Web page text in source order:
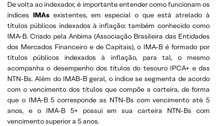
De volta ao indexador, é importante entender como funcionam os
índices IMAs existentes, em especial o que está atrelado à
títulos públicos indexados à inflação: também conhecido como
IMA-B. Criado pela Anbima (Associação Brasileira das Entidades
dos Mercados Financeiro e de Capitais), o IMA-B é formado por
títulos públicos indexados à inflação, para tal, o mesmo
acompanha o desempenho dos títulos do tesouro IPCA+ e das
NTN-Bs. Além do IMAB-B geral, o índice se segmenta de acordo
com o vencimento dos títulos que compõe a carteira, de forma
que o IMA-B 5 corresponde as NTN-Bs com vencimento até 5
anos, e o IMA-B 5+ possui em sua carteira NTN-Bs com
vencimento superior a 5 anos.